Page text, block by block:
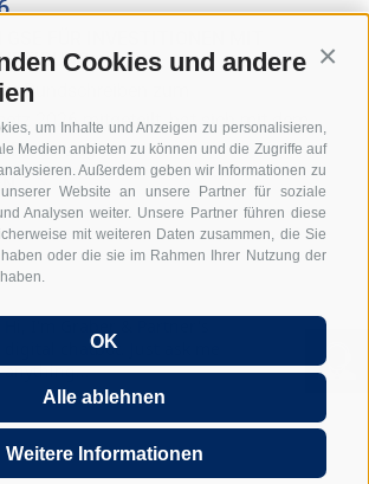
Cookies und andere
um Inhalte und Anzeigen zu personalisieren,
Medien anbieten zu können und die Zugriffe auf
Außerdem geben wir Informationen zu
unserer Website an unsere Partner für soziale
Analysen weiter. Unsere Partner führen diese
mit weiteren Daten zusammen, die Sie
oder die sie im Rahmen Ihrer Nutzung der
OK
Alle ablehnen
Weitere Informationen
Rundschreiben zum
2026 mitgeteilt, hat sich mit dem
Förderung ...
digital chatbot. Just ask me
anything...